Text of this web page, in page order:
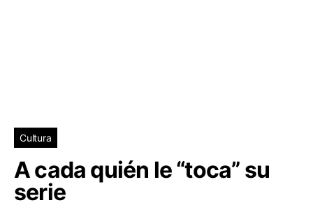
Cultura
A cada quién le “toca” su
serie